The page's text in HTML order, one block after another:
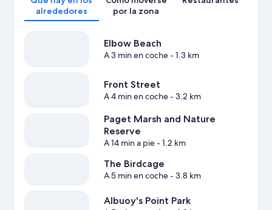
alrededores
por la zona
Elbow Beach
A 3 min en coche- 1.3 km
Front Street
A 4 min en coche- 3.2 km
Paget Marsh and Nature
Reserve
A 14 min a pie- 1.2 km
The Birdcage
A 5 min en coche- 3.8 km
Albuoy's Point Park